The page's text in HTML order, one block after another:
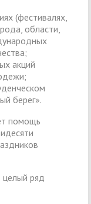
(фестивалях,
области,
акций
берег».
помощь
ряд